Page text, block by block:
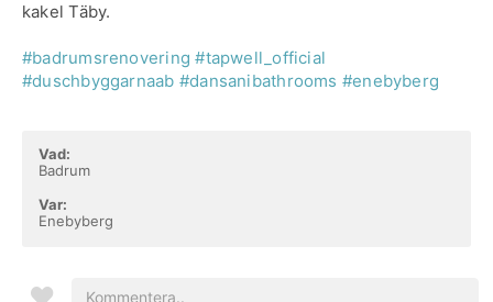
kakel Täby.
#badrumsrenovering #tapwell_official
#duschbyggarnaab #dansanibathrooms #enebyberg
Vad:
Badrum
Var:
Enebyberg